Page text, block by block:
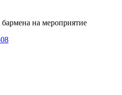
бармена на мероприятие